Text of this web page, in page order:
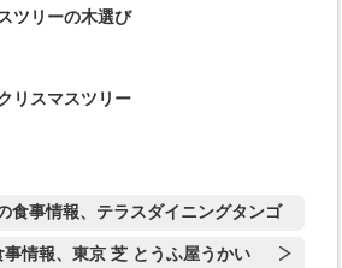
ツリーの木選び
リスマスツリー
食事情報、テラスダイニングタンゴ
情報、東京 芝 とうふ屋うかい